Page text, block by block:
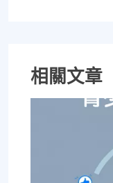
相關文章